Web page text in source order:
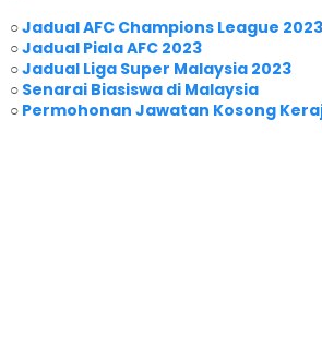
○Jadual AFC Champions League 2023
○Jadual Piala AFC 2023
○Jadual Liga Super Malaysia 2023
○ Senarai Biasiswa di Malaysia
○ Permohonan Jawatan Kosong